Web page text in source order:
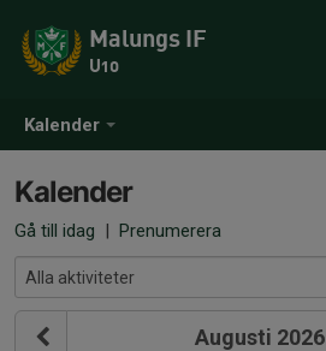
Kalender
Malungs IF
U10
Kalender
Gå till idag | Prenumerera
Augusti 2026